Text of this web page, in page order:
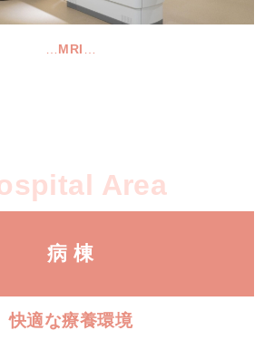
MRI
Area
病 棟
快適な療養環境